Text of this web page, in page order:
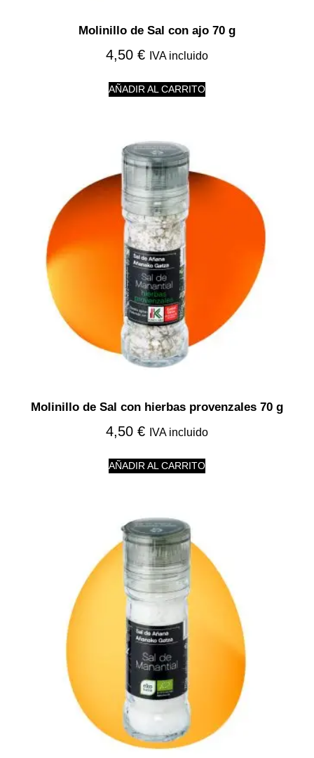
Molinillo de Sal con ajo 70 g
4,50 € IVA incluido
AÑADIR AL CARRITO
Molinillo de Sal con hierbas provenzales 70 g
4,50 € IVA incluido
AÑADIR AL CARRITO